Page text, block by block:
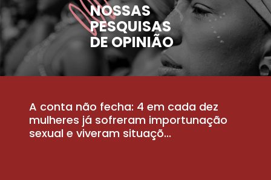
NOSSAS
PESQUISAS
DE OPINIÃO
A conta não fecha: 4 em cada dez
mulheres já sofreram importunação
sexual e viveram situaçõ...